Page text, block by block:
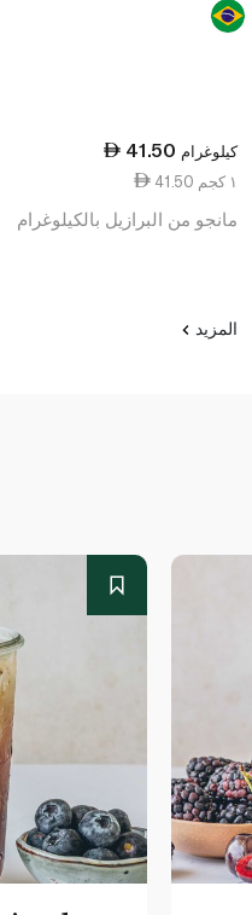
41.50 كيلوغرام
41.50 ١ كجم
مانجو من البرازيل بالكيلوغرام
المزيد